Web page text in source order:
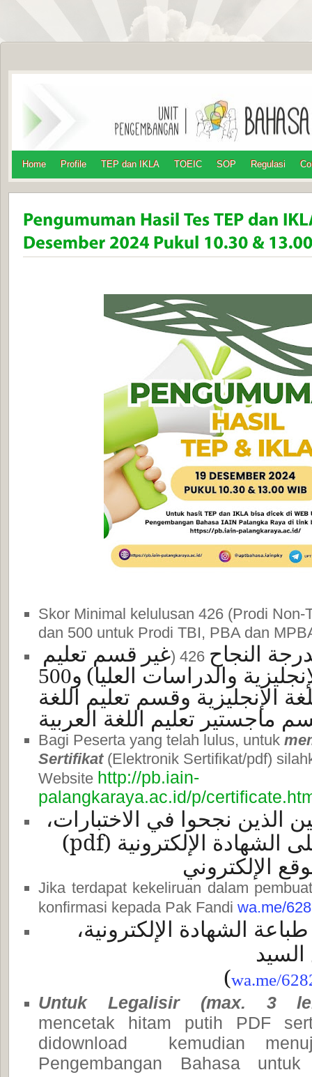
Home Profile TEP dan IKLA TOEIC SOP Regulasi
Skor Minimal kelulusan 426 (Prodi Non-
dan 500 untuk Prodi TBI, PBA dan
النجاح (غير قسم تعليم
والدراسات العليا) و500
الإنجليزية وقسم تعليم اللغة
ماجستير تعليم اللغة العربية
Bagi Peserta yang telah lulus, untuk
Sertifikat(Elektronik Sertifikat/pdf)
Website http://pb.iain-
palangkaraya.ac.id/p/
الذين نجحوا في الاختبارات،
الشهادة الإلكترونية (pdf
)
الإلكتروني
Jika terdapat kekeliruan dalam
konfirmasi kepada Pak Fandiwa.me/
الشهادة الإلكترونية،
السيد
wa.me/
)
Untuk Legalisir (max. 3
mencetak hitam putih PDF
didownload kemudian
Pengembangan Bahasa